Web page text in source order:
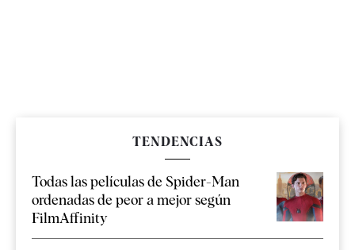
TENDENCIAS
Todas las películas de Spider-Man
ordenadas de peor a mejor según
FilmAffinity